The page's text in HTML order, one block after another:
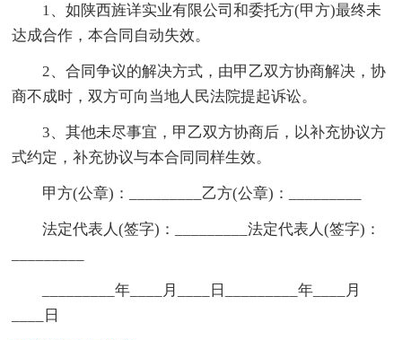
1、如陕西旌详实业有限公司和委托方(甲方)最终未
达成合作，本合同自动失效。
2、合同争议的解决方式，由甲乙双方协商解决，协
商不成时，双方可向当地人民法院提起诉讼。
3、其他未尽事宜，甲乙双方协商后，以补充协议方
式约定，补充协议与本合同同样生效。
甲方(公章)：_________乙方(公章)：_________
法定代表人(签字)：_________法定代表人(签字)：
_________年____月____日_________年____月
____日